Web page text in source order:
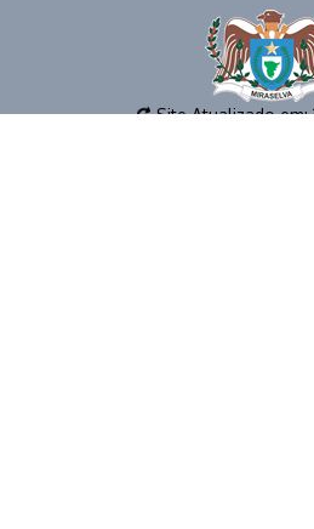
Site Atualizado